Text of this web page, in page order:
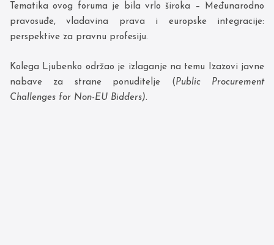
Tematika ovog foruma je bila vrlo široka – Međunarodno
pravosuđe, vladavina prava i europske integracije:
perspektive za pravnu profesiju.
Kolega Ljubenko održao je izlaganje na temu Izazovi javne
nabave za strane ponuditelje ( Public Procurement
Challenges for Non-EU Bidders).